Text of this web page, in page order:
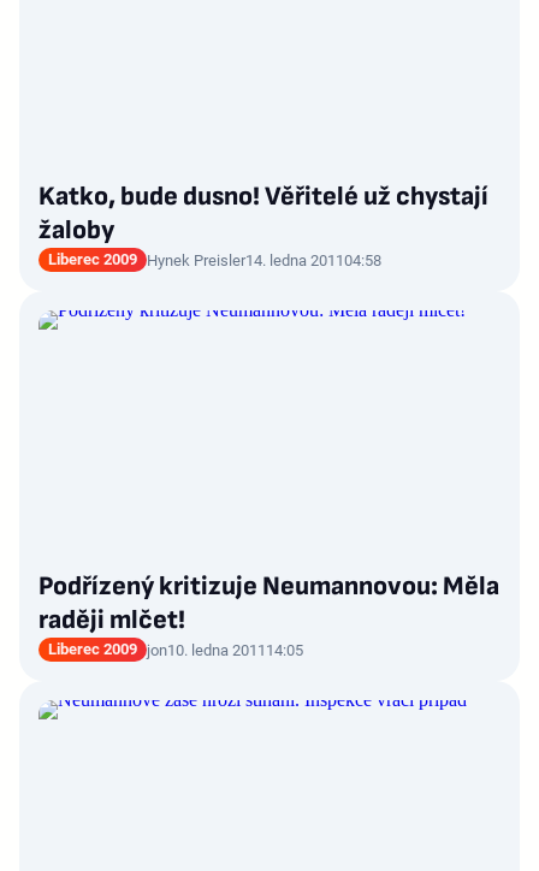
Katko, bude dusno! Věřitelé už chystají
žaloby
Liberec 2009 Hynek Preisler14. ledna 201104:58
Podřízený kritizuje Neumannovou: Měla
raději mlčet!
Liberec 2009 jon10. ledna 2011 14:05